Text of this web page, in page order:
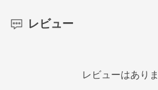
レビュー
レビューはありま